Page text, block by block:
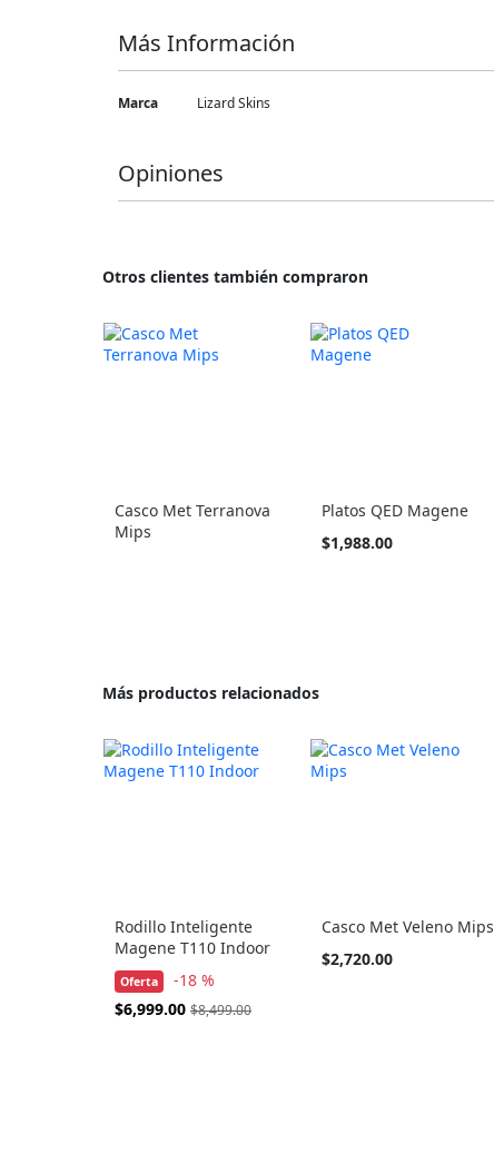
Más Información
Más
Marca Lizard Skins
Opiniones
Otros clientes también compraron
Casco Met Terranova
Mips
Platos QED Magene
Tan
$1,988.00
Más productos relacionados
Rodillo Inteligente
Magene T110 Indoor
Oferta -18 %
Precio
$6,999.00 $8,499.00
Casco Met Veleno Mips
Tan
$2,720.00